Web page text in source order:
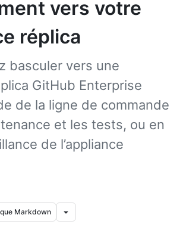
vers votre
réplica
basculer vers une
GitHub Enterprise
de la ligne de commande
et les tests, ou en
de l’appliance
Markdown